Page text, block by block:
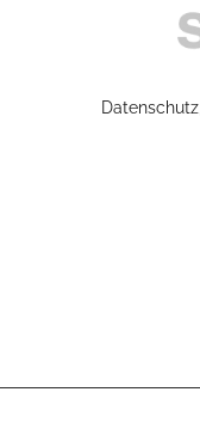
Datenschutz,